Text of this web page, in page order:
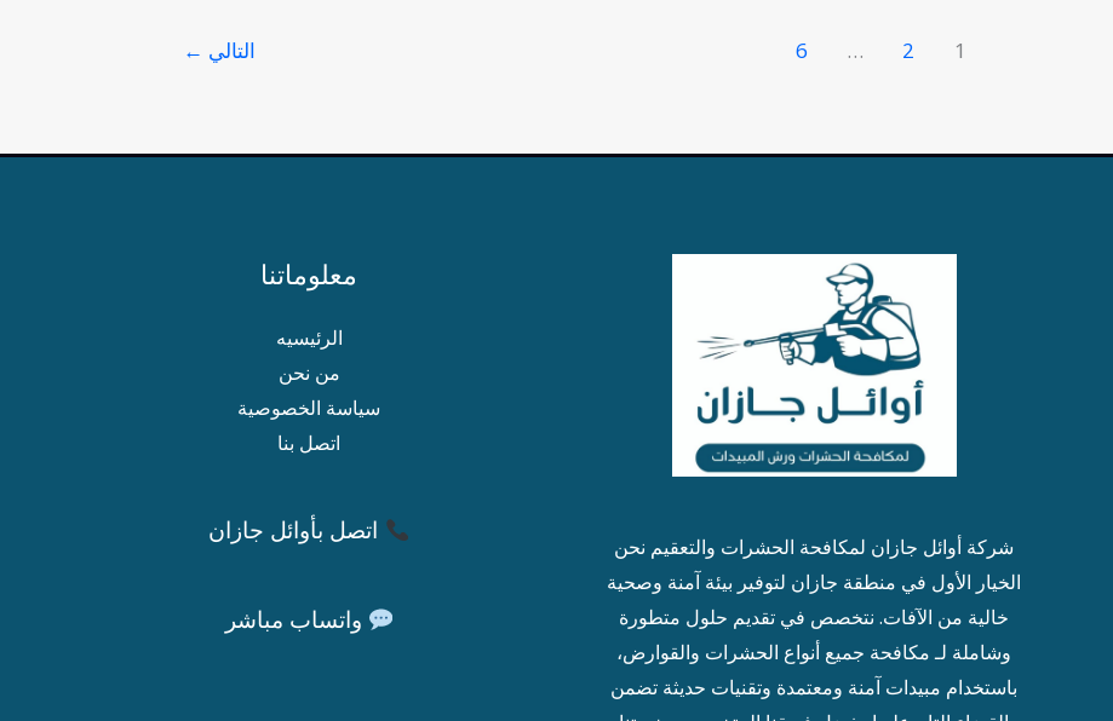
1
2
…
6 التالي ←
شركة أوائل جازان لمكافحة الحشرات والتعقيم نحن
الخيار الأول في منطقة جازان لتوفير بيئة آمنة وصحية
خالية من الآفات. نتخصص في تقديم حلول متطورة
وشاملة لـ مكافحة جميع أنواع الحشرات والقوارض،
باستخدام مبيدات آمنة ومعتمدة وتقنيات حديثة تضمن
معلوماتنا
الرئيسيه
من نحن
سياسة الخصوصية
اتصل بنا
اتصل بأوائل جازان
واتساب مباشر